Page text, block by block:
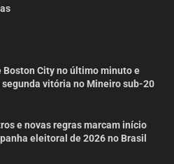
Boston City no último minuto e
vitória no Mineiro sub-20
e novas regras marcam início
eleitoral de 2026 no Brasil